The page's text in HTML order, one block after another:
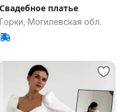
Свадебное платье
Горки, Могилевская обл.